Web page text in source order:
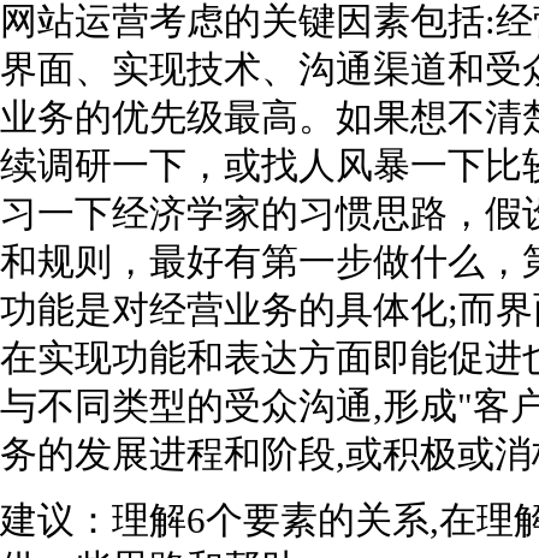
网站运营考虑的关键因素包括:
界面、实现技术、沟通渠道和
业务的优先级最高。如果想不
续调研一下，或找人风暴一下
习一下经济学家的习惯思路，
和规则，最好有第一步做什么
功能是对经营业务的具体化;而
在实现功能和表达方面即能促
与不同类型的受众沟通,形成"客
务的发展进程和阶段,或积极或
建议：理解6个要素的关系,在理